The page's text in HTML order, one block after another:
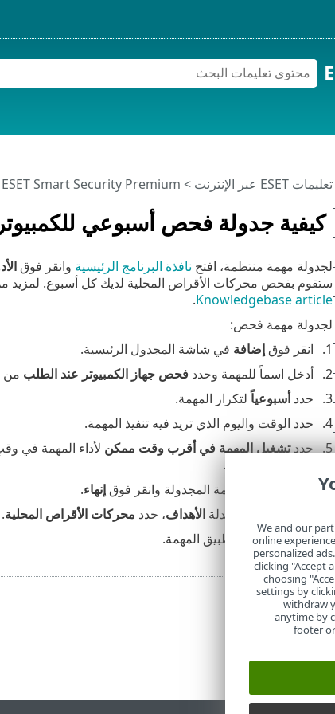
كيفية جدولة فحص أسبوعي للكمبيوتر
تعليمات ESET عبر الإنترنت >
ESET Smart Security Premium
لجدولة مهمة منتظمة، افتح نافذة البرنامج الرئيسية وانقر فوق
ستقوم بفحص محركات الأقراص المحلية لديك كل أسبوع. لمزيد من
Knowledgebase article
.
لجدولة مهمة فحص:
انقر فوقإضافة في شاشة المجدول الرئيسية.
أدخل اسماً للمهمة وحدد فحص جهاز الكمبيوتر عند الطلب من
حددأسبوعياًلتكرار المهمة.
حدد الوقت واليوم الذي تريد فيه تنفيذ المهمة.
حددتشغيل المهمة في أقرب وقت ممكن لأداء المهمة في
تشغيل الكمبيوتر).
راجع ملخص المهمة المجدولة وانقر فوقإنهاء.
من القائمة المنسدلة الأهداف، حدد محركات الأقراص المحلية.
انقر فوقإنهاء لتطبيق المهمة.
We and our
online
personalized
clicking "Accept
choosing
settings by
withdraw
anytime by
footer